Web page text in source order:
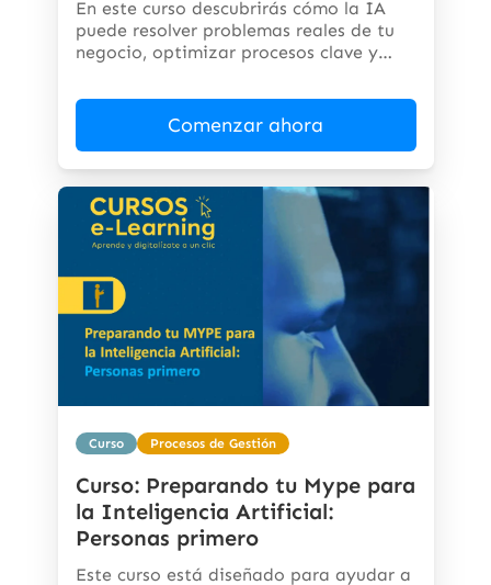
En este curso descubrirás cómo la IA
puede resolver problemas reales de tu
negocio, optimizar procesos clave y
Comenzar ahora
Curso Procesos de Gestión
Curso: Preparando tu Mype para
la Inteligencia Artificial:
Personas primero
Este curso está diseñado para ayudar a